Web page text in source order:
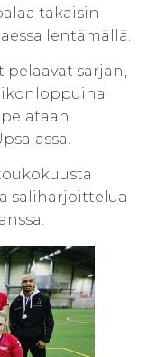
takaisin
lentämällä.
pelaavat sarjan,
saliharjoittelua